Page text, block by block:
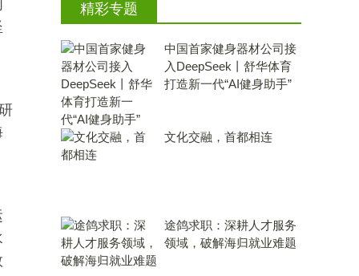
精彩专题
中国首家健身器材公司接
入DeepSeek丨舒华体育
打造新一代“AI健身助手”
文化交融，首都相连
途鸽求职：深耕人才服务
领域，破解海归就业难题